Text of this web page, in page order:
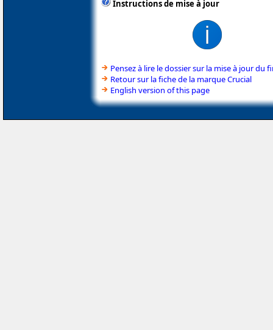
Instructions de mise à jour
Pensez à lire le dossier sur la mise à jour du
Retour sur la fiche de la marque Crucial
English version of this page